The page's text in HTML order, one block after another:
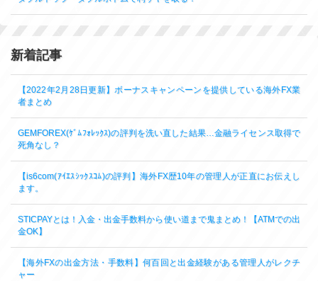
新着記事
【2022年2月28日更新】ボーナスキャンペーンを提供している海外FX業
者まとめ
GEMFOREX(ｹﾞﾑﾌｫﾚｯｸｽ)の評判を洗い直した結果…金融ライセンス取得で
死角なし？
【is6com(ｱｲｴｽｼｯｸｽｺﾑ)の評判】海外FX歴10年の管理人が正直にお伝えし
ます。
STICPAYとは！入金・出金手数料から使い道まで鬼まとめ！【ATMでの出
金OK】
【海外FXの出金方法・手数料】何百回と出金経験がある管理人がレクチ
ャー